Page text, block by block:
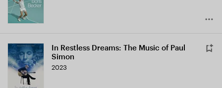
In Restless Dreams: The Music of Paul
Simon
2023